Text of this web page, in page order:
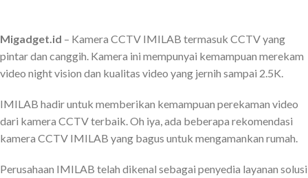
Migadget.id – Kamera CCTV IMILAB termasuk CCTV yang
pintar dan canggih. Kamera ini mempunyai kemampuan merekam
video night vision dan kualitas video yang jernih sampai 2.5K.
IMILAB hadir untuk memberikan kemampuan perekaman video
dari kamera CCTV terbaik. Oh iya, ada beberapa rekomendasi
kamera CCTV IMILAB yang bagus untuk mengamankan rumah.
Perusahaan IMILAB telah dikenal sebagai penyedia layanan solusi